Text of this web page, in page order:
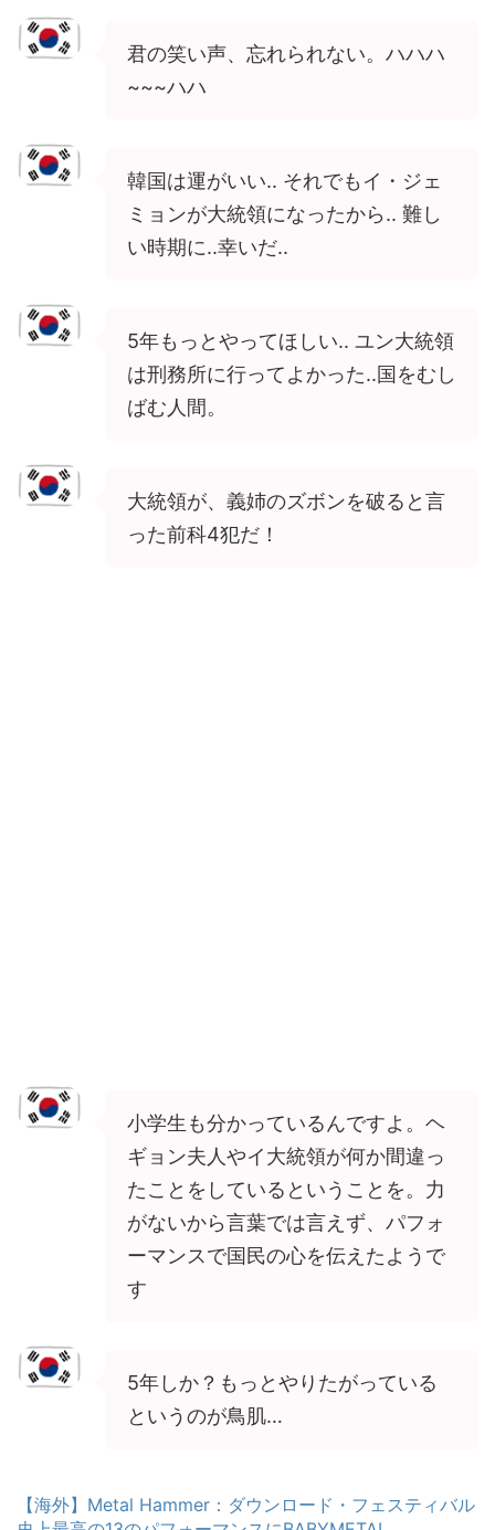
君の笑い声、忘れられない。ハハハ
~~~ハハ
韓国は運がいい.. それでもイ・ジェ
ミョンが大統領になったから.. 難し
い時期に..幸いだ..
5年もっとやってほしい.. ユン大統領
は刑務所に行ってよかった..国をむし
ばむ人間。
大統領が、義姉のズボンを破ると言
った前科4犯だ！
小学生も分かっているんですよ。ヘ
ギョン夫人やイ大統領が何か間違っ
たことをしているということを。力
がないから言葉では言えず、パフォ
ーマンスで国民の心を伝えたようで
す
5年しか？もっとやりたがっている
というのが鳥肌…
【海外】Metal Hammer：ダウンロード・フェスティバル